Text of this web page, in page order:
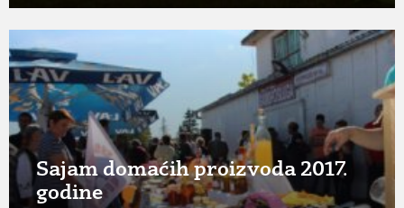
Sajam domaćih proizvoda 2017.
godine
Gallery